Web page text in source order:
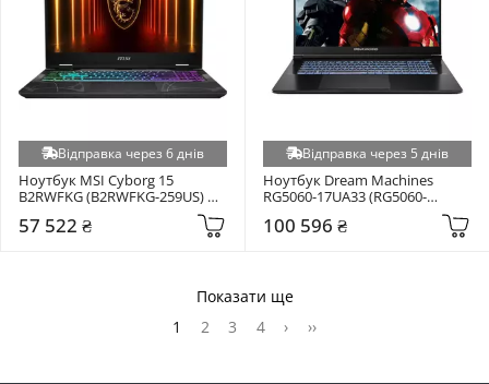
Відправка через 6 днів
Ноутбук MSI Cyborg 15
B2RWFKG (B2RWFKG-259US)
57 522 ₴
Відправка через 5 днів
Ноутбук Dream Machines
RG5060-17UA33 (RG5060-
100 596 ₴
Показати ще
1
2 3 4 › ››